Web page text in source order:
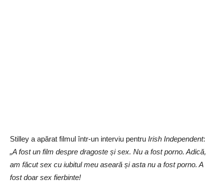
Stilley a apărat filmul într-un interviu pentru Irish Independent:
„A fost un film despre dragoste și sex. Nu a fost porno. Adică,
am făcut sex cu iubitul meu aseară și asta nu a fost porno. A
fost doar sex fierbinte!